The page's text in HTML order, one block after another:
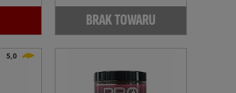
BRAK TOWARU
5,0